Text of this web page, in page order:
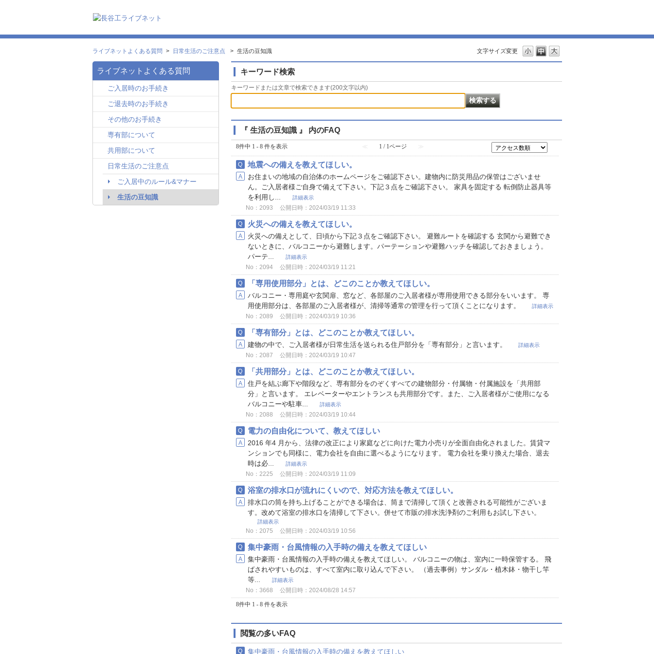
文字サイズ変更
ライブネットよくある質問 > 日常生活のご注意点 > 生活の豆知識
ライブネットよくある質問
ご入居時のお手続き
ご退去時のお手続き
その他のお手続き
専有部について
共用部について
日常生活のご注意点
ご入居中のルール&マナー
生活の豆知識
キーワード検索
キーワードまたは文章で検索できます(200文字以内)
『 生活の豆知識 』 内のFAQ
8件中 1 - 8 件を表示 ≪ 1 / 1ページ ≫
地震への備えを教えてほしい。
お住まいの地域の自治体のホームページをご確認下さい。建物内に防災用品の保管はございませ
ん。ご入居者様ご自身で備えて下さい。下記３点をご確認下さい。 家具を固定する 転倒防止器具等
を利用し...
詳細表示
No：2093 公開日時：2024/03/19 11:33
火災への備えを教えてほしい。
火災への備えとして、日頃から下記３点をご確認下さい。 避難ルートを確認する 玄関から避難でき
ないときに、バルコニーから避難します。パーテーションや避難ハッチを確認しておきましょう。
パーテ...
詳細表示
No：2094 公開日時：2024/03/19 11:21
「専用使用部分」とは、どこのことか教えてほしい。
バルコニー・専用庭や玄関扉、窓など、各部屋のご入居者様が専用使用できる部分をいいます。 専
用使用部分は、各部屋のご入居者様が、清掃等通常の管理を行って頂くことになります。
詳細表示
No：2089 公開日時：2024/03/19 10:36
「専有部分」とは、どこのことか教えてほしい。
建物の中で、ご入居者様が日常生活を送られる住戸部分を「専有部分」と言います。 詳細表示
No：2087 公開日時：2024/03/19 10:47
「共用部分」とは、どこのことか教えてほしい。
住戸を結ぶ廊下や階段など、専有部分をのぞくすべての建物部分・付属物・付属施設を「共用部
分」と言います。 エレベーターやエントランスも共用部分です。また、ご入居者様がご使用になる
バルコニーや駐車...
詳細表示
No：2088 公開日時：2024/03/19 10:44
電力の自由化について、教えてほしい
2016 年4 月から、法律の改正により家庭などに向けた電力小売りが全面自由化されました。賃貸マ
ンションでも同様に、電力会社を自由に選べるようになります。 電力会社を乗り換えた場合、退去
時は必...
詳細表示
No：2225 公開日時：2024/03/19 11:09
浴室の排水口が流れにくいので、対応方法を教えてほしい。
排水口の筒を持ち上げることができる場合は、筒まで清掃して頂くと改善される可能性がございま
す。改めて浴室の排水口を清掃して下さい。併せて市販の排水洗浄剤のご利用もお試し下さい。
詳細表示
No：2075 公開日時：2024/03/19 10:56
集中豪雨・台風情報の入手時の備えを教えてほしい
集中豪雨・台風情報の入手時の備えを教えてほしい。 バルコニーの物は、室内に一時保管する。 飛
ばされやすいものは、すべて室内に取り込んで下さい。 （過去事例）サンダル・植木鉢・物干し竿
等...
詳細表示
No：3668 公開日時：2024/08/28 14:57
8件中 1 - 8 件を表示
閲覧の多いFAQ
集中豪雨・台風情報の入手時の備えを教えてほしい